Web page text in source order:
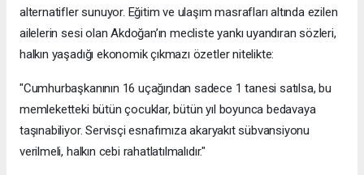
alternatifler sunuyor. Eğitim ve ulaşım masrafları altında ezilen
ailelerin sesi olan Akdoğan’ın mecliste yankı uyandıran sözleri,
halkın yaşadığı ekonomik çıkmazı özetler nitelikte:
"Cumhurbaşkanının 16 uçağından sadece 1 tanesi satılsa, bu
memleketteki bütün çocuklar, bütün yıl boyunca bedavaya
taşınabiliyor. Servisçi esnafımıza akaryakıt sübvansiyonu
verilmeli, halkın cebi rahatlatılmalıdır."